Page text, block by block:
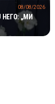
НЕГО: „МИ
08/08/2026